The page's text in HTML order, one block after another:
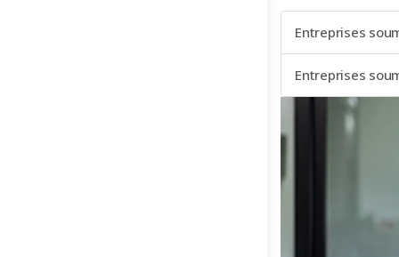
Entreprises
Entreprises